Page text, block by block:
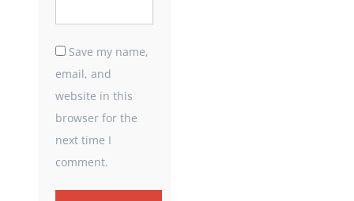
Save my name,
email, and
website in this
browser for the
next time I
comment.